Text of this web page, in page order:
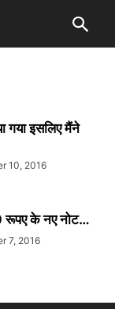
गया इसलिए मैंने
10, 2016
रूपए के नए नोट…
7, 2016